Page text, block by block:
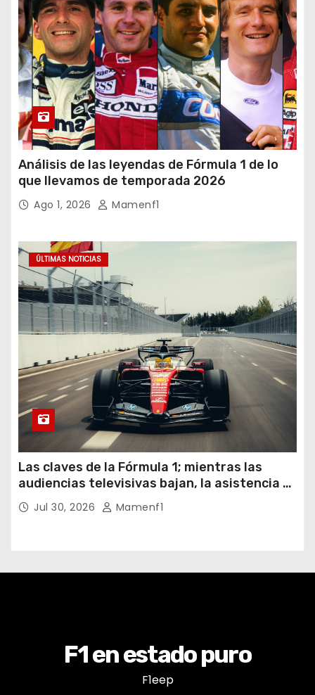
Análisis de las leyendas de Fórmula 1 de lo
que llevamos de temporada 2026
Ago 1, 2026 Mamenf1
ÚLTIMAS NOTICIAS
Las claves de la Fórmula 1; mientras las
audiencias televisivas bajan, la asistencia a
los circuitos suben y en España se nos
vienen sorpresas
Jul 30, 2026 Mamenf1
F1 en estado puro
F1eep